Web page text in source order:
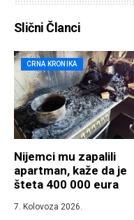
Slični Članci
CRNA KRONIKA
Nijemci mu zapalili
apartman, kaže da je
šteta 400 000 eura
7. Kolovoza 2026.